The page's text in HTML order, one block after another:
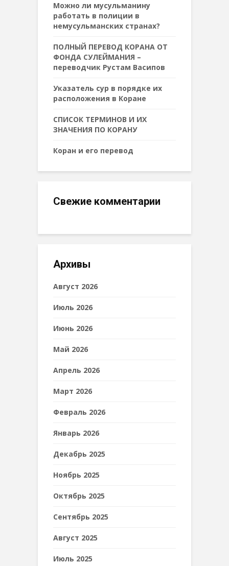
Можно ли мусульманину
работать в полиции в
немусульманских странах?
ПОЛНЫЙ ПЕРЕВОД КОРАНА ОТ
ФОНДА СУЛЕЙМАНИЯ –
переводчик Рустам Васипов
Указатель сур в порядке их
расположения в Коране
СПИСОК ТЕРМИНОВ И ИХ
ЗНАЧЕНИЯ ПО КОРАНУ
Коран и его перевод
Свежие комментарии
Архивы
Август 2026
Июль 2026
Июнь 2026
Май 2026
Апрель 2026
Март 2026
Февраль 2026
Январь 2026
Декабрь 2025
Ноябрь 2025
Октябрь 2025
Сентябрь 2025
Август 2025
Июль 2025